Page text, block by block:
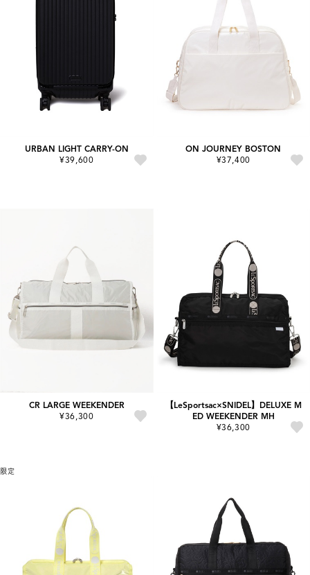
URBAN LIGHT CARRY-ON
¥39,600
ON JOURNEY BOSTON
¥37,400
CR LARGE WEEKENDER
¥36,300
【LeSportsac×SNIDEL】DELUXE M
ED WEEKENDER MH
¥36,300
限定